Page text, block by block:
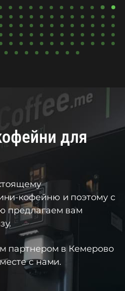
для
кофейню и поэтому с
предлагаем вам
партнером в Кемерово
с нами.